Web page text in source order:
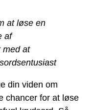
at løse en
af
med at
din viden om
chancer for at løse